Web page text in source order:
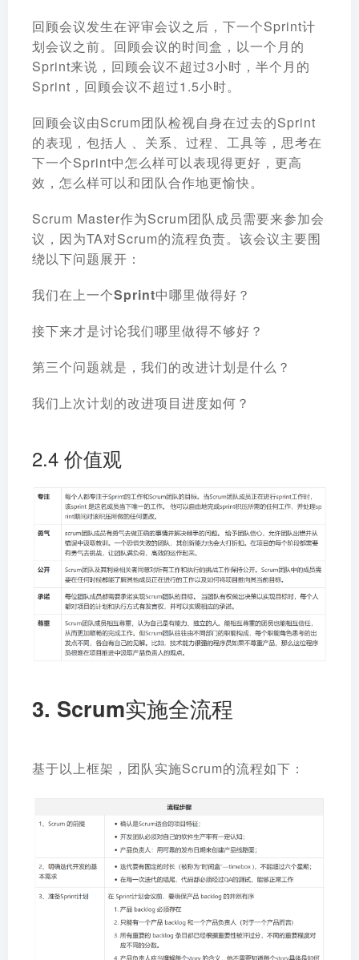
回顾会议发生在评审会议之后，下一个Sprint计
划会议之前。回顾会议的时间盒，以一个月的
Sprint来说，回顾会议不超过3小时，半个月的
Sprint，回顾会议不超过1.5小时。
回顾会议由Scrum团队检视自身在过去的Sprint
的表现，包括人 、关系、过程、工具等，思考在
下一个Sprint中怎么样可以表现得更好，更高
效，怎么样可以和团队合作地更愉快。
Scrum Master作为Scrum团队成员需要来参加会
议，因为TA对Scrum的流程负责。该会议主要围
绕以下问题展开：
我们在上一个Sprint中哪里做得好？
接下来才是讨论我们哪里做得不够好？
第三个问题就是，我们的改进计划是什么？
我们上次计划的改进项目进度如何？
2.4 价值观
3. Scrum实施全流程
基于以上框架，团队实施Scrum的流程如下：